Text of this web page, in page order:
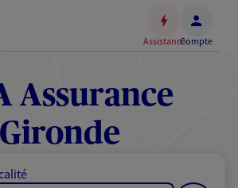
Accéder
contenu
principal
Accéder
au
de
AssistanceCompte
Assurance
Gironde